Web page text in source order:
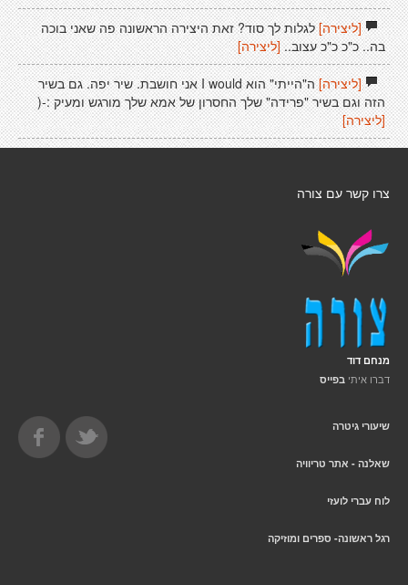
[ליצירה]לגלות לך סוד? זאת היצירה הראשונה פה שאני בוכה
בה.. כ"כ כ"כ עצוב.. [ליצירה]
[ליצירה]
ה"הייתי" הוא I would אני חושבת. שיר יפה. גם בשיר
הזה וגם בשיר "פרידה" שלך החסרון של אמא שלך מורגש ומעיק :-(
[ליצירה]
צרו קשר עם צורה
מנחם דוד
דברו איתי בפייס
שיעורי גיטרה
שאלנה - אתר טריוויה
לוח עברי לועזי
רגל ראשונה- ספרים ומוזיקה